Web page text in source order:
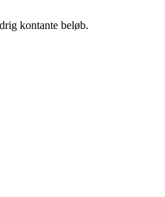
kontante beløb.